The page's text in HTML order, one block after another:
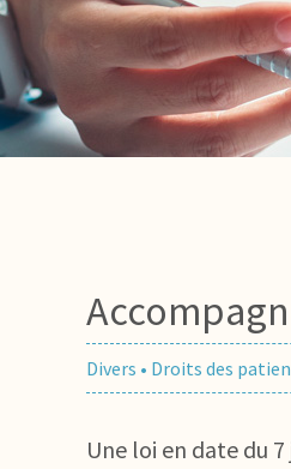
Divers • Droits des
Une loi en date du